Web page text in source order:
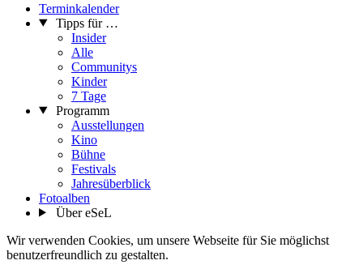
Terminkalender
Tipps für …
Insider
Alle
Communitys
Kinder
7 Tage
Programm
Ausstellungen
Kino
Bühne
Festivals
Jahresüberblick
Fotoalben
Über eSeL
Wir verwenden Cookies, um unsere Webseite für Sie möglichst
benutzerfreundlich zu gestalten.